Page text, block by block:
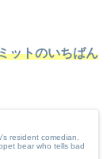
ットのいちばん
resident comedian.
bear who tells bad